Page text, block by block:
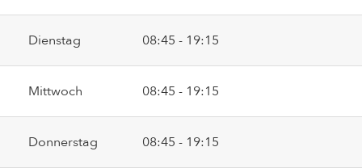
Dienstag 08:45 - 19:15
Mittwoch 08:45 - 19:15
Donnerstag 08:45 - 19:15